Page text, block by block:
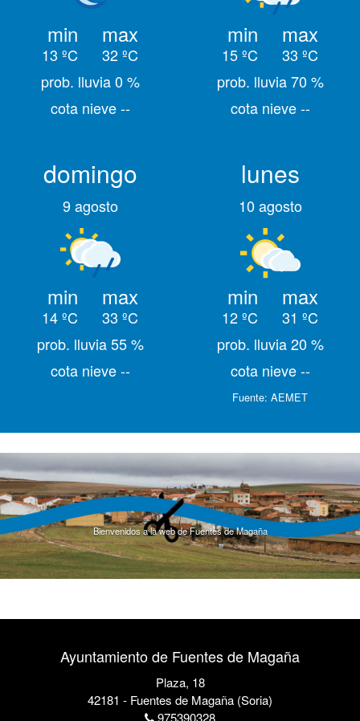
min
13 ºC
max
32 ºC
prob. lluvia 0 %
cota nieve --
min
15 ºC
max
33 ºC
prob. lluvia 70 %
cota nieve --
domingo
9 agosto
min
14 ºC
max
33 ºC
prob. lluvia 55 %
cota nieve --
lunes
10 agosto
min
12 ºC
max
31 ºC
prob. lluvia 20 %
cota nieve --
Fuente: AEMET
Bienvenidos a la web de Fuentes de Magaña
Ayuntamiento de Fuentes de Magaña
Plaza, 18
42181 - Fuentes de Magaña (Soria)
975390328